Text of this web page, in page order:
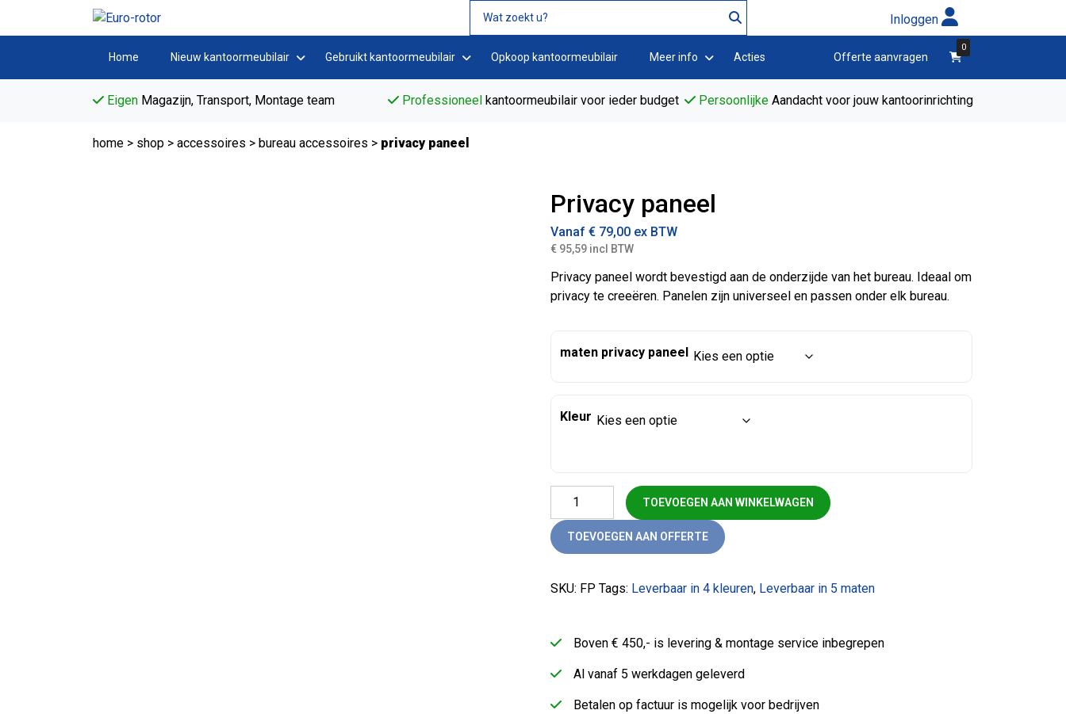
Inloggen
Home Nieuw kantoormeubilair Gebruikt kantoormeubilair Opkoop kantoormeubilair Meer info Acties winkelwagen
0
Offerte aanvragen
Eigen Magazijn, Transport, Montage team Professioneelkantoormeubilair voor ieder budget Persoonlijke Aandacht voor jouw kantoorinrichting
home > shop > accessoires > bureau accessoires > privacy paneel
Privacy paneel
Vanaf€ 79,00 ex BTW
€ 95,59 incl BTW
Privacy paneel wordt bevestigd aan de onderzijde van het bureau. Ideaal om
privacy te creeëren. Panelen zijn universeel en passen onder elk bureau.
maten privacy paneel
Kleur
Privacy paneel aantal
TOEVOEGEN AAN WINKELWAGEN
TOEVOEGEN AAN OFFERTE
SKU: FP Tags: Leverbaar in 4 kleuren, Leverbaar in 5 maten
Boven € 450,- is levering & montage service inbegrepen
Al vanaf 5 werkdagen geleverd
Betalen op factuur is mogelijk voor bedrijven